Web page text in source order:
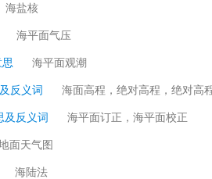
海盐核
海平面气压
海平面观潮
反义词 海面高程，绝对高程，绝对高
反义词 海平面订正，海平面校正
面天气图
海陆法